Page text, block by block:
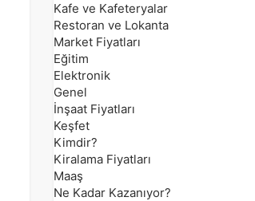
Kafe ve Kafeteryalar
Restoran ve Lokanta
Market Fiyatları
Eğitim
Elektronik
Genel
İnşaat Fiyatları
Keşfet
Kimdir?
Kiralama Fiyatları
Maaş
Ne Kadar Kazanıyor?